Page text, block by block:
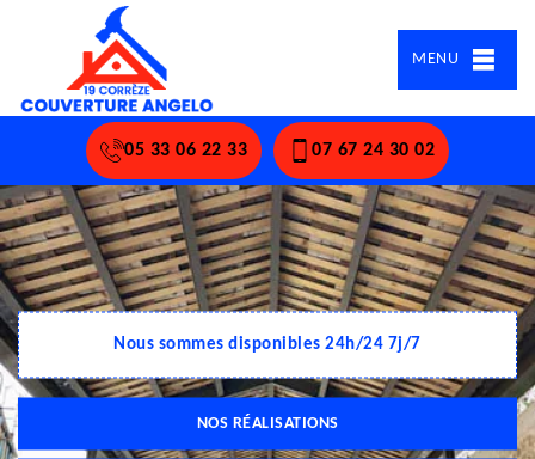
MENU
05 33 06 22 33 07 67 24 30 02
Nous sommes disponibles 24h/24 7j/7
NOS RÉALISATIONS